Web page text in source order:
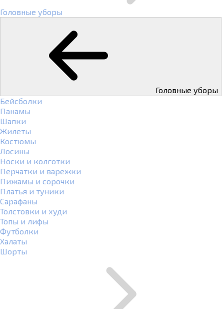
Головные уборы
Головные уборы
Бейсболки
Панамы
Шапки
Жилеты
Костюмы
Лосины
Носки и колготки
Перчатки и варежки
Пижамы и сорочки
Платья и туники
Сарафаны
Толстовки и худи
Топы и лифы
Футболки
Халаты
Шорты